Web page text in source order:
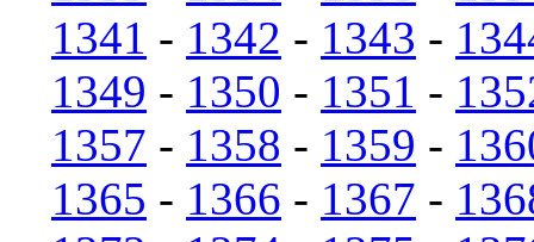
1341 - 1342 - 1343 -
1349 - 1350 - 1351 -
1357 - 1358 - 1359 -
1365 - 1366 - 1367 -